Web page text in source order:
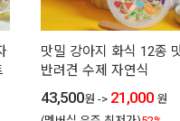
맛밀 강아지 화식 12종
반려견 수제 자연식
43,500원 -> 21,000원